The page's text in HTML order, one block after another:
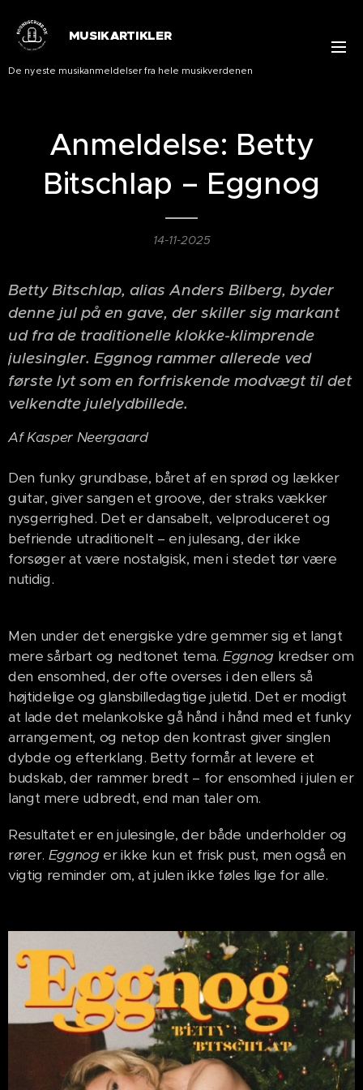
MUSIKARTIKLER
De nyeste musikanmeldelser fra hele musikverdenen
Anmeldelse: Betty
Bitschlap – Eggnog
14-11-2025
Betty Bitschlap, alias Anders Bilberg, byder
denne jul på en gave, der skiller sig markant
ud fra de traditionelle klokke-klimprende
julesingler. Eggnog rammer allerede ved
første lyt som en forfriskende modvægt til det
velkendte julelydbillede.
Af Kasper Neergaard
Den funky grundbase, båret af en sprød og lækker
guitar, giver sangen et groove, der straks vækker
nysgerrighed. Det er dansabelt, velproduceret og
befriende utraditionelt – en julesang, der ikke
forsøger at være nostalgisk, men i stedet tør være
nutidig.
Men under det energiske ydre gemmer sig et langt
mere sårbart og nedtonet tema. Eggnog kredser om
den ensomhed, der ofte overses i den ellers så
højtidelige og glansbilledagtige juletid. Det er modigt
at lade det melankolske gå hånd i hånd med et funky
arrangement, og netop den kontrast giver singlen
dybde og efterklang. Betty formår at levere et
budskab, der rammer bredt – for ensomhed i julen er
langt mere udbredt, end man taler om.
Resultatet er en julesingle, der både underholder og
rører. Eggnog er ikke kun et frisk pust, men også en
vigtig reminder om, at julen ikke føles lige for alle.